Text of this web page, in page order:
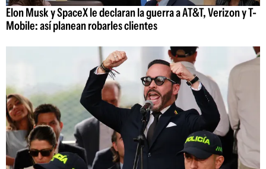
Elon Musk y SpaceX le declaran la guerra a AT&T, Verizon y T-
Mobile: así planean robarles clientes